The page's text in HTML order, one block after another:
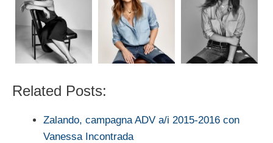
Related Posts:
Zalando, campagna ADV a/i 2015-2016 con
Vanessa Incontrada